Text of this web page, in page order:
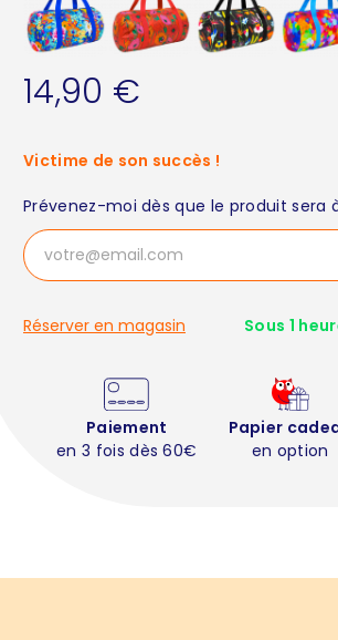
14,90 €
Victime de son succès !
Prévenez-moi dès que le produit sera
Réserver en magasin Sous 1
Paiement
en 3 fois dès 60€
Papier
en option